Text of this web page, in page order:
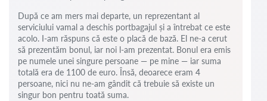
După ce am mers mai departe, un reprezentant al
serviciului vamal a deschis portbagajul și a întrebat ce este
acolo. I-am răspuns că este o placă de bază. El ne-a cerut
să prezentăm bonul, iar noi l-am prezentat. Bonul era emis
pe numele unei singure persoane — pe mine — iar suma
totală era de 1100 de euro. Însă, deoarece eram 4
persoane, nici nu ne-am gândit că trebuie să existe un
singur bon pentru toată suma.